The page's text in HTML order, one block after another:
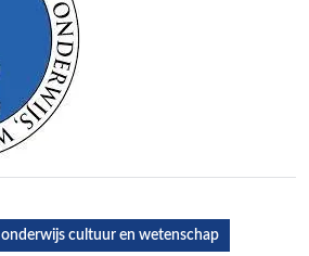
onderwijs cultuur en wetenschap